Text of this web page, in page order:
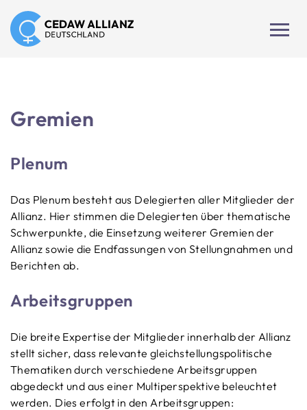
Gremien
Plenum
Das Plenum besteht aus Delegierten aller Mitglieder der
Allianz. Hier stimmen die Delegierten über thematische
Schwerpunkte, die Einsetzung weiterer Gremien der
Allianz sowie die Endfassungen von Stellungnahmen und
Berichten ab.
Arbeitsgruppen
Die breite Expertise der Mitglieder innerhalb der Allianz
stellt sicher, dass relevante gleichstellungspolitische
Thematiken durch verschiedene Arbeitsgruppen
abgedeckt und aus einer Multiperspektive beleuchtet
werden. Dies erfolgt in den Arbeitsgruppen: